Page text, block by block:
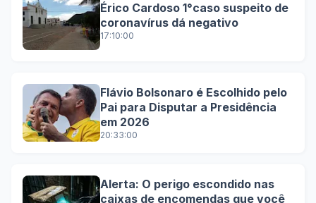
Érico Cardoso 1°caso suspeito de
coronavírus dá negativo
17:10:00
Flávio Bolsonaro é Escolhido pelo
Pai para Disputar a Presidência
em 2026
20:33:00
Alerta: O perigo escondido nas
caixas de encomendas que você